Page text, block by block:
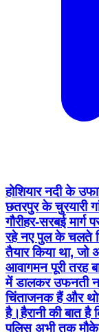
होशियार नदी के
छतरपुर के चुरयारी
गौरीहर-सरबई मार्ग
रहे नए पुल के चलते
तैयार किया था, जो
आवागमन पूरी तरह
में डालकर उफनती
चिंताजनक हैं और
है।हैरानी की बात
पुलिस अभी तक